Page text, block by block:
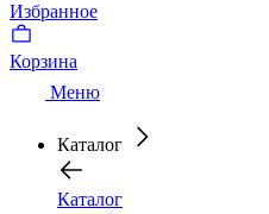
Избранное
Корзина
Меню
Каталог
Каталог